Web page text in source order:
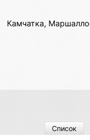
Камчатка,
Список